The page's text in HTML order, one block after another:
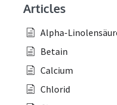
Articles
Alpha-
Betain
Calcium
Chlorid